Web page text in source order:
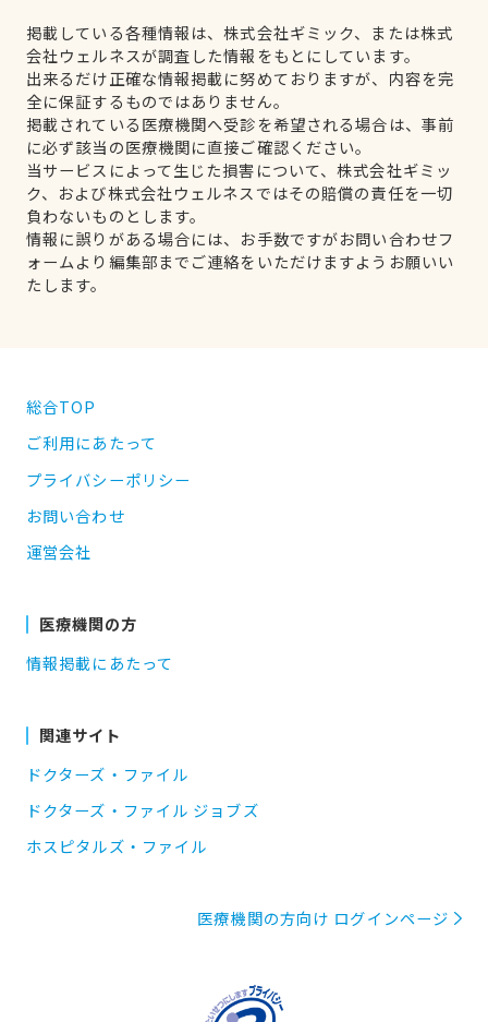
掲載している各種情報は、株式会社ギミック、または株式
会社ウェルネスが調査した情報をもとにしています。
出来るだけ正確な情報掲載に努めておりますが、内容を完
全に保証するものではありません。
掲載されている医療機関へ受診を希望される場合は、事前
に必ず該当の医療機関に直接ご確認ください。
当サービスによって生じた損害について、株式会社ギミッ
ク、および株式会社ウェルネスではその賠償の責任を一切
負わないものとします。
情報に誤りがある場合には、お手数ですがお問い合わせフ
ォームより編集部までご連絡をいただけますようお願いい
たします。
総合TOP
ご利用にあたって
プライバシーポリシー
お問い合わせ
運営会社
医療機関の方
情報掲載にあたって
関連サイト
ドクターズ・ファイル
ドクターズ・ファイル ジョブズ
ホスピタルズ・ファイル
医療機関の方向け ログインページ